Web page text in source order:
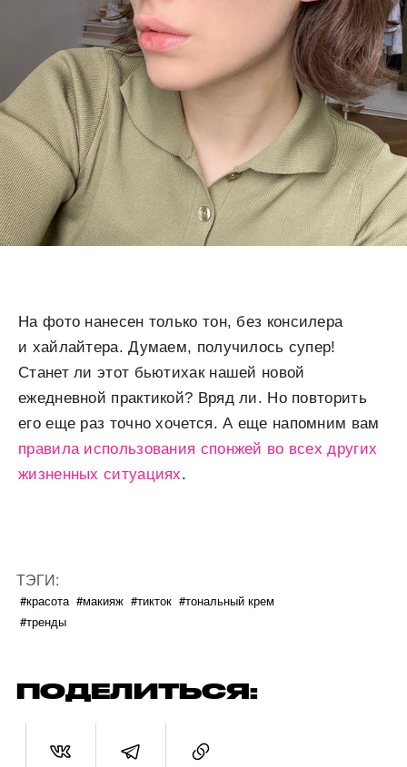
На фото нанесен только тон, без консилера
и хайлайтера. Думаем, получилось супер!
Станет ли этот бьютихак нашей новой
ежедневной практикой? Вряд ли. Но повторить
его еще раз точно хочется. А еще напомним вам
правила использования спонжей во всех других
жизненных ситуациях.
ТЭГИ:
#красота #макияж #тикток #тональный крем
#тренды
ПОДЕЛИТЬСЯ: